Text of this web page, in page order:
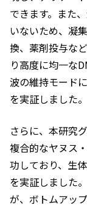
できます。また
いないため、凝
換、薬剤投与な
り高度に均一な
波の維持モード
を実証しました。
さらに、本研究
複合的なヤヌス
功しており、生
を実証しました
が、ボトムアッ